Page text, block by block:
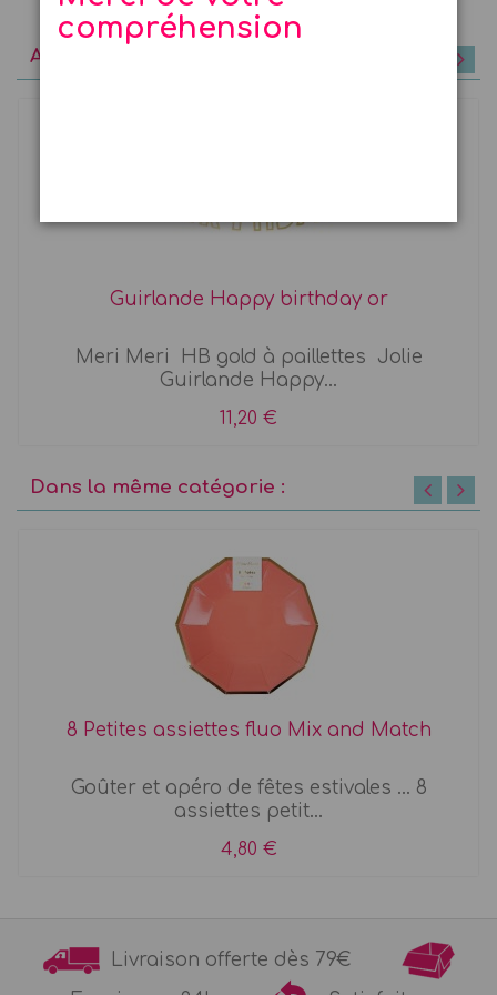
compréhension
A découvrir
Guirlande Happy birthday or
Meri Meri HB gold à paillettes Jolie
Guirlande Happy...
11,20 €
Dans la même catégorie :
8 Petites assiettes fluo Mix and Match
Goûter et apéro de fêtes estivales ... 8
assiettes petit...
4,80 €
Livraison offerte dès 79€